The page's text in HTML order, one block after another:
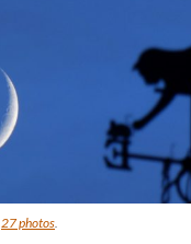
27 photos.